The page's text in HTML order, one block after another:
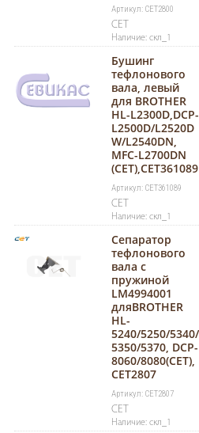
Артикул: CET2800
CET
Наличие: скл_1
Бушинг
тефлонового
вала, левый
для BROTHER
HL-L2300D,DCP-
L2500D/L2520D
W/L2540DN,
MFC-L2700DN
(CET),CET361089
Артикул: CET361089
CET
Наличие: скл_1
Сепаратор
тефлонового
вала с
пружиной
LM4994001
дляBROTHER
HL-
5240/5250/5340/
5350/5370, DCP-
8060/8080(CET),
CET2807
Артикул: CET2807
CET
Наличие: скл_1